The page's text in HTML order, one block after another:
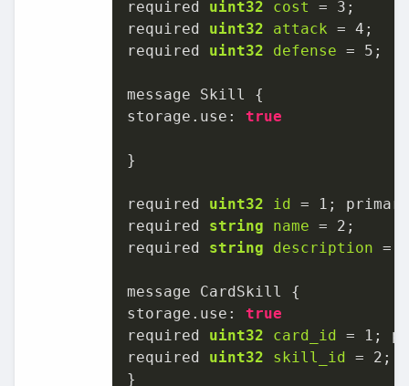
required uint32 cost = 3 ;
required uint32 attack = 4 ;
required uint32 defense = 5 ;
message Skill {
storage.use: true
}
required uint32 id = 1 ;
required string name = 2 ;
required string description =
message CardSkill {
storage.use: true
required uint32 card_id = 1 ;
required uint32 skill_id = 2 ;
}